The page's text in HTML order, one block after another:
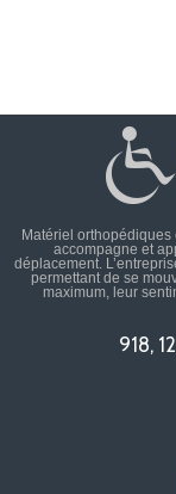
Matériel
accompagne et
déplacement.
permettant de se
maximum, leur
918,